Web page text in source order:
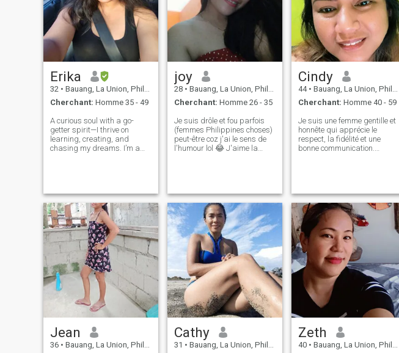
Erika
32 • Bauang, La Union, Philippines
Cherchant: Homme 35 - 49
A curious soul with a go-
getter spirit—I thrive on
learning, creating, and
chasing my dreams. I’m a
version of a jack-of-all-
trades, embracing life wi
joy
28 • Bauang, La Union, Philippines
Cherchant: Homme 26 - 35
Je suis drôle et fou parfois
(femmes Philippines choses)
peut-être coz j'ai le sens de
l'humour lol 😂 J'aime la
qui est sincère, loyal, honnête
et surtout respectueux.
Quelqu'un avec qui je peux
passer la vie non pas à court
terme mais pour la vie. J’ai 1
enfant qu’il ne vit pas avec
moi. Je cherche l'amour pas
pour l'argent car l'amour
n'est pas toujours une
question d'argent.
Cindy
44 • Bauang, La Union, Philippines
Cherchant: Homme 40 - 59
Je suis une femme gentille et
honnête qui apprécie le
respect, la fidélité et une
bonne communication.
et dans l'espoir de rencontrer
quelqu'un de sincère pour
une relation sérieuse.
Jean
36 • Bauang, La Union, Philippines
Cathy
31 • Bauang, La Union, Philippines
Zeth
40 • Bauang, La Union, Philippines